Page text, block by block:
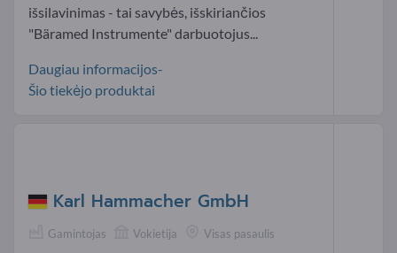
išsilavinimas - tai savybės, išskiriančios
"Bäramed Instrumente" darbuotojus...
Daugiau informacijos-
Šio tiekėjo produktai
Karl Hammacher GmbH
Gamintojas Vokietija Visas pasaulis